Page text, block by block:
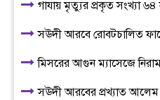
গাযায় মৃত্যুর প্রকৃত সংখ্যা ৬৪
সঊদী আরবে রোবটচালিত
মিসরের আগুন ম্যাসেজে
সঊদী আরবের প্রখ্যাত